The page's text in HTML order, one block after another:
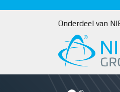
Onderdeel van